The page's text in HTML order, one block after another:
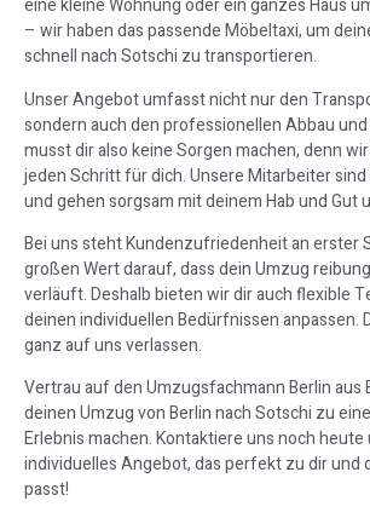
eine kleine Wohnung oder ein ganzes Haus
– wir haben das passende Möbeltaxi, um
schnell nach Sotschi zu transportieren.
Unser Angebot umfasst nicht nur den
sondern auch den professionellen Abbau
musst dir also keine Sorgen machen, denn
jeden Schritt für dich. Unsere Mitarbeiter
und gehen sorgsam mit deinem Hab und Gut
Bei uns steht Kundenzufriedenheit an erster
großen Wert darauf, dass dein Umzug
verläuft. Deshalb bieten wir dir auch flexible
deinen individuellen Bedürfnissen anpassen.
ganz auf uns verlassen.
Vertrau auf den Umzugsfachmann Berlin aus
deinen Umzug von Berlin nach Sotschi zu
Erlebnis machen. Kontaktiere uns noch heute
individuelles Angebot, das perfekt zu dir und
passt!